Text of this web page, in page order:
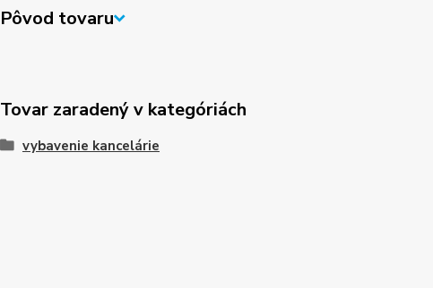
Pôvod tovaru
Tovar zaradený v kategóriách
vybavenie kancelárie